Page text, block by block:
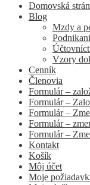
Domovská
Blog
Mzdy a
Vzory
Cenník
Členovia
Formulár –
Formulár –
Formulár –
Formulár –
Formulár –
Kontakt
Košík
Môj účet
Moje